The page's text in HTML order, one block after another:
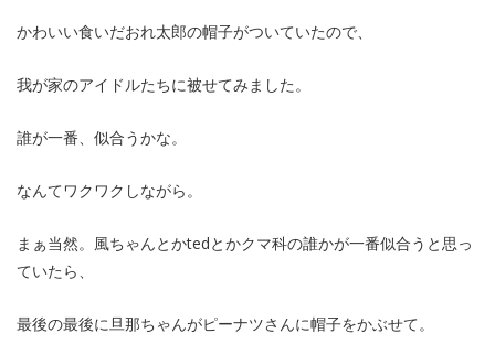
かわいい食いだおれ太郎の帽子がついていたので、
我が家のアイドルたちに被せてみました。
誰が一番、似合うかな。
なんてワクワクしながら。
まぁ当然。風ちゃんとかtedとかクマ科の誰かが一番似合うと思っ
ていたら、
最後の最後に旦那ちゃんがピーナツさんに帽子をかぶせて。